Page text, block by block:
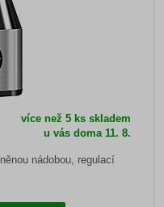
více než 5 ks skladem
u vás doma11. 8.
nádobou, regulací